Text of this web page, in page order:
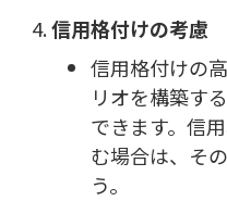
信用格付けの考慮
信用格付けの
リオを構築す
できます。信
む場合は、そ
う。